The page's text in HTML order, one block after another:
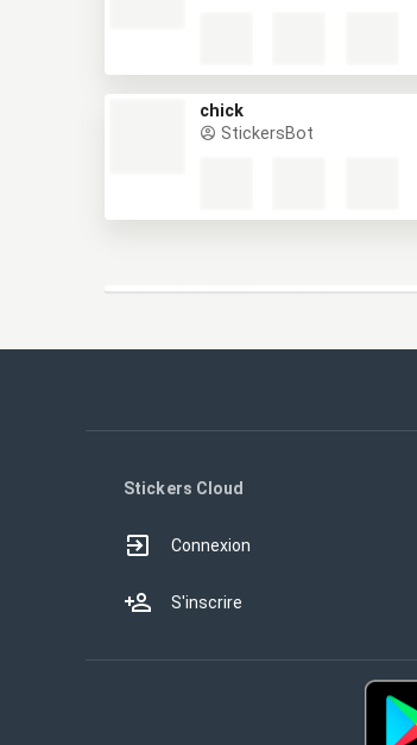
chick
StickersBot
Stickers Cloud
Connexion
S'inscrire